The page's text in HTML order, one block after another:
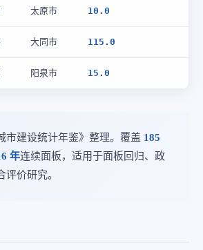
太原市 10.0
大同市 115.0
阳泉市 15.0
市建设统计年鉴》整理。覆盖 185
年连续面板，适用于面板回归、政
评价研究。